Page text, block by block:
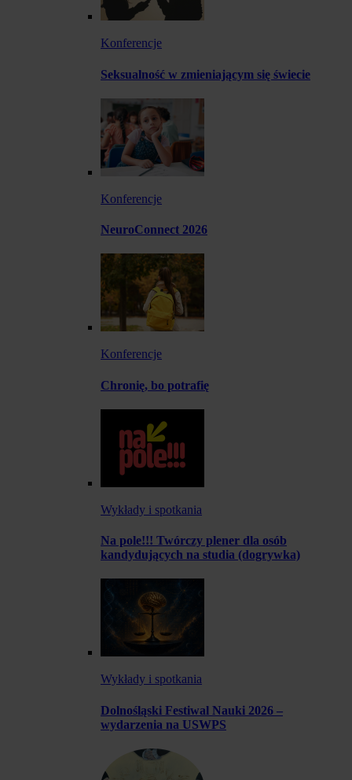
Konferencje
Seksualność w zmieniającym się świecie
Konferencje
NeuroConnect 2026
Konferencje
Chronię, bo potrafię
Wykłady i spotkania
Na pole!!! Twórczy plener dla osób
kandydujących na studia (dogrywka)
Wykłady i spotkania
Dolnośląski Festiwal Nauki 2026 –
wydarzenia na USWPS